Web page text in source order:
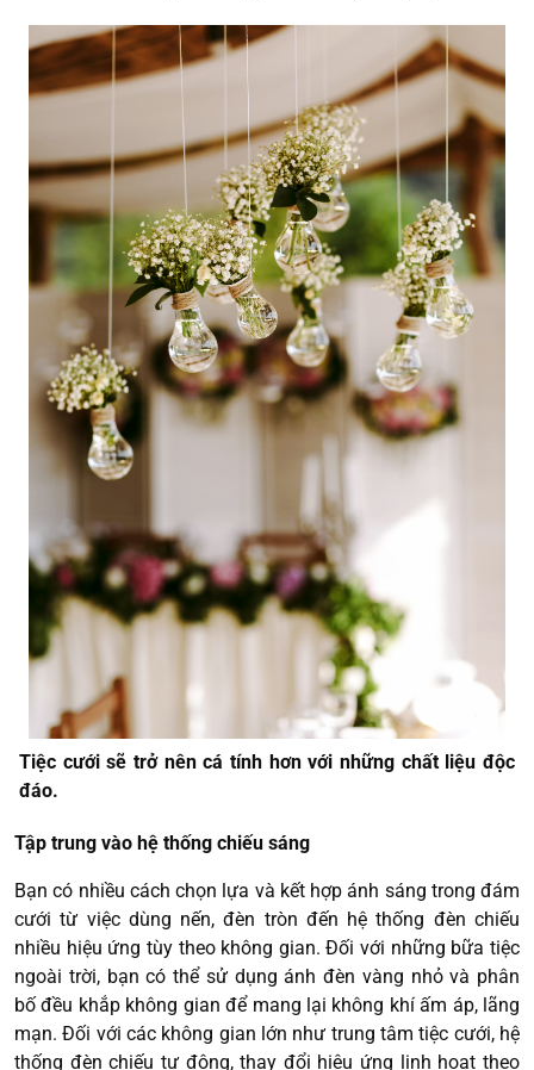
Tiệc cưới sẽ trở nên cá tính hơn với những chất liệu độc
đáo.
Tập trung vào hệ thống chiếu sáng
Bạn có nhiều cách chọn lựa và kết hợp ánh sáng trong đám
cưới từ việc dùng nến, đèn tròn đến hệ thống đèn chiếu
nhiều hiệu ứng tùy theo không gian. Đối với những bữa tiệc
ngoài trời, bạn có thể sử dụng ánh đèn vàng nhỏ và phân
bố đều khắp không gian để mang lại không khí ấm áp, lãng
mạn. Đối với các không gian lớn như trung tâm tiệc cưới, hệ
thống đèn chiếu tự động, thay đổi hiệu ứng linh hoạt theo